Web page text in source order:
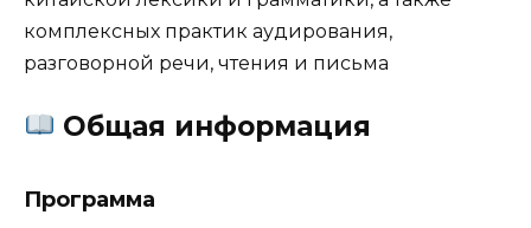
комплексных практик аудирования,
разговорной речи, чтения и письма
Общая информация
Программа